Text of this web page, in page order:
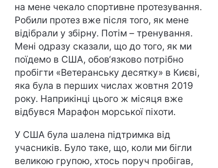
на мене чекало спортивне протезування.
Робили протез вже після того, як мене
відібрали у збірну. Потім – тренування.
Мені одразу сказали, що до того, як ми
поїдемо в США, обов‘язково потрібно
пробігти «Ветеранську десятку» в Києві,
яка була в перших числах жовтня 2019
року. Наприкінці цього ж місяця вже
відбувся Марафон морської піхоти.
У США була шалена підтримка від
учасників. Було таке, що, коли ми бігли
великою групою, хтось поруч пробігав,